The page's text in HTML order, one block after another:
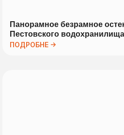
Панорамное безрамное
Пестовского водохранилища
ПОДРОБНЕ →